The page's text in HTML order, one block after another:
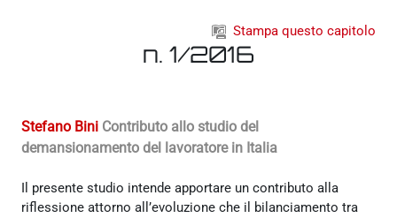
Stampa questo capitolo
n. 1/2016
Stefano Bini Contributo allo studio del
demansionamento del lavoratore in Italia
Il presente studio intende apportare un contributo alla
riflessione attorno all’evoluzione che il bilanciamento tra